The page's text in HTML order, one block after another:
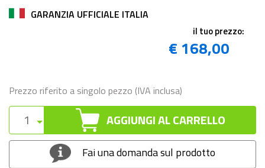
GARANZIA UFFICIALE ITALIA
il tuo prezzo:
€ 168,00
Prezzo riferito a singolo pezzo (IVA inclusa)
AGGIUNGI AL CARRELLO
Fai una domanda sul prodotto